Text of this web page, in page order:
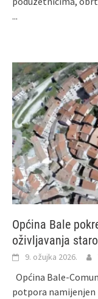
...
Općina Bale
oživljavanja
9. ožujka 2026.
Općina Bale-
potpora